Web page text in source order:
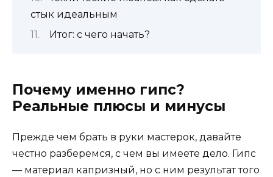
стык идеальным
Итог: с чего начать?
Почему именно гипс?
Реальные плюсы и минусы
Прежде чем брать в руки мастерок, давайте
честно разберемся, с чем вы имеете дело. Гипс
— материал капризный, но с ним результат того